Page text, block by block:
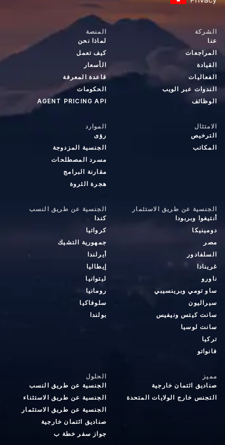
الشركة
عنا
المراجعات
القيادة
الفعاليات
الندوات عبر الويب
الوظائف
المنصة
لماذا نحن
كيف تعمل
الأسعار
قاعدة المعرفة
الحكومات
AGENT PRICING API
الامتثال
الترخيص
المكاتب
الموارد
رؤى
الجنسية المزدوجة
مسرد المصطلحات
مقارنة البرامج
هجرة الثروة
الجنسية عن طريق الاستثمار
أنتيغوا وبربودا
دومينيكا
مصر
السلفادور
غرينادا
ناورو
ساو تومي وبرينسيبي
سيراليون
سانت كيتس ونيفيس
سانت لوسيا
تركيا
فانواتو
الجنسية عن طريق النسب
كندا
كرواتيا
جمهورية التشيك
أيرلندا
إيطاليا
ليتوانيا
رومانيا
سلوفاكيا
بولندا
مميز
صناديق ائتمان خارجية
التجنس خارج الولايات المتحدة
الحلول
الجنسية عن طريق النسب
الجنسية عن طريق الاستثناء
الجنسية عن طريق الاستثمار
صناديق ائتمان خارجية
جواز سفر خطة ب